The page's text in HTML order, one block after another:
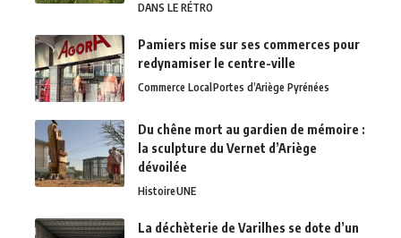
DANS LE RÉTRO
Pamiers mise sur ses commerces pour
redynamiser le centre-ville
Commerce LocalPortes d’Ariège Pyrénées
Du chêne mort au gardien de mémoire :
la sculpture du Vernet d’Ariège
dévoilée
HistoireUNE
La déchèterie de Varilhes se dote d’un